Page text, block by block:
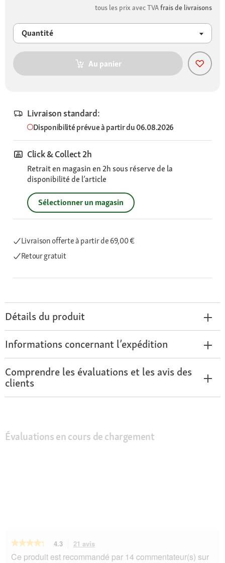
tous les prix avec TVAfrais de livraisons
Quantité
Au panier
Livraison standard:
Disponibilité prévue à partir du 06.08.2026
Click & Collect 2h
Retrait en magasin en 2h sous réserve de la
disponibilité de l’article
Sélectionner un magasin
Livraison offerteà partir de 69,00 €
Retour gratuit
Détails du produit
Informations concernant l’expédition
Comprendre les évaluations et les avis des
clients
Évaluations en cours de chargement
★★★★★
★★★★★
sur
4.3 21 avis
action
Ce produit est recommandé par 14 commentateur(s) sur